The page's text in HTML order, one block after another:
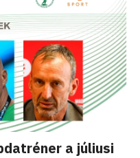
a júliusi